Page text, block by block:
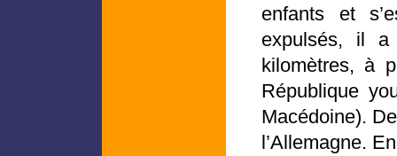
enfants et
expulsés, il a
kilomètres, à
République
Macédoine).
l’Allemagne.